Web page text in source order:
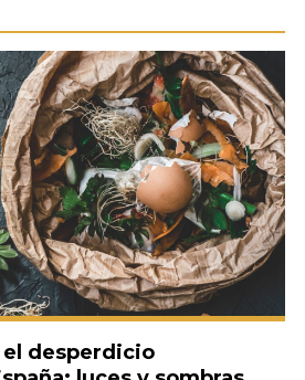
el desperdicio